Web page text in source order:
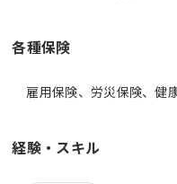
各種保険
雇用保険、労災保険、健
経験・スキル